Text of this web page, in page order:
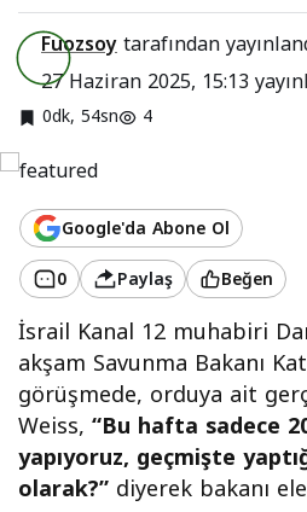
Fuozsoytarafından
27 Haziran 2025, 15:13
0dk, 54sn 4
Google'da Abone Ol
0
Paylaş Beğen
İsrail Kanal 12 muhabiri
akşam Savunma Bakanı
görüşmede, orduya ait
Weiss, “Bu hafta sadece
yapıyoruz, geçmişte
olarak?” diyerek bakanı